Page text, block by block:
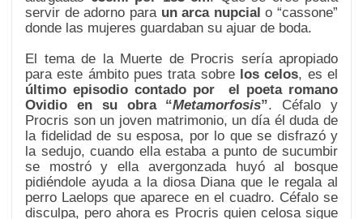
servir de adorno para un arca nupcial o “cassone”
donde las mujeres guardaban su ajuar de boda.
El tema de la Muerte de Procris sería apropiado
para este ámbito pues trata sobre los celos, es el
último episodio contado por el poeta romano
Ovidio en su obra “Metamorfosis”. Céfalo y
Procris son un joven matrimonio, un día él duda de
la fidelidad de su esposa, por lo que se disfrazó y
la sedujo, cuando ella estaba a punto de sucumbir
se mostró y ella avergonzada huyó al bosque
pidiéndole ayuda a la diosa Diana que le regala al
perro Laelops que aparece en el cuadro. Céfalo se
disculpa, pero ahora es Procris quien celosa sigue